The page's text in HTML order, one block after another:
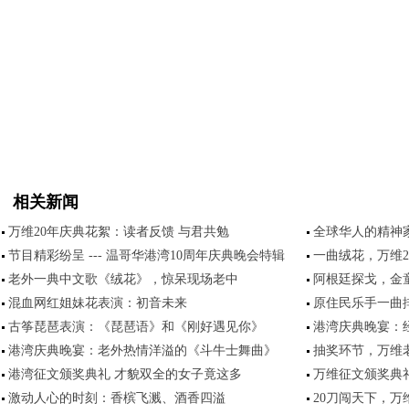
相关新闻
万维20年庆典花絮：读者反馈 与君共勉
全球华人的精神
节目精彩纷呈 --- 温哥华港湾10周年庆典晚会特辑
一曲绒花，万维
老外一典中文歌《绒花》，惊呆现场老中
阿根廷探戈，金
混血网红姐妹花表演：初音未来
原住民乐手一曲
古筝琵琶表演：《琵琶语》和《刚好遇见你》
港湾庆典晚宴：
港湾庆典晚宴：老外热情洋溢的《斗牛士舞曲》
抽奖环节，万维
港湾征文颁奖典礼 才貌双全的女子竟这多
万维征文颁奖典
激动人心的时刻：香槟飞溅、酒香四溢
20刀闯天下，万